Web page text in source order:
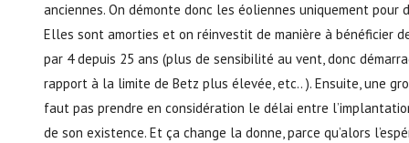
anciennes. On démonte donc les éoliennes uniquement
Elles sont amorties et on réinvestit de manière à bénéficier
par 4 depuis 25 ans (plus de sensibilité au vent, donc
rapport à la limite de Betz plus élevée, etc.. ). Ensuite, une
faut pas prendre en considération le délai entre
de son existence. Et ça change la donne, parce qu’alors